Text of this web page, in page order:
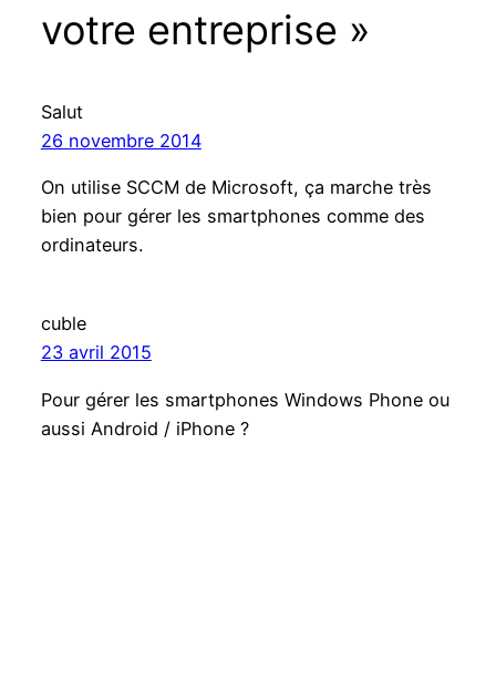
votre entreprise »
Salut
26 novembre 2014
On utilise SCCM de Microsoft, ça marche très
bien pour gérer les smartphones comme des
ordinateurs.
cuble
23 avril 2015
Pour gérer les smartphones Windows Phone ou
aussi Android / iPhone ?